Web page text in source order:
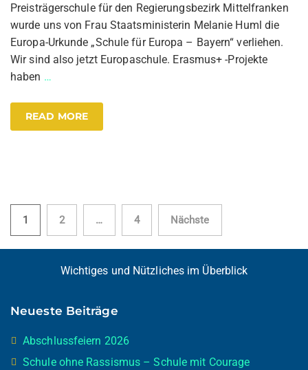
Preisträgerschule für den Regierungsbezirk Mittelfranken
wurde uns von Frau Staatsministerin Melanie Huml die
Europa-Urkunde „Schule für Europa – Bayern“ verliehen.
Wir sind also jetzt Europaschule. Erasmus+ -Projekte
haben …
READ MORE
Seitennummerierung
der
Beiträge
1 2 … 4 Nächste
Wichtiges und Nützliches im Überblick
Neueste Beiträge
Abschlussfeiern 2026
Schule ohne Rassismus – Schule mit Courage